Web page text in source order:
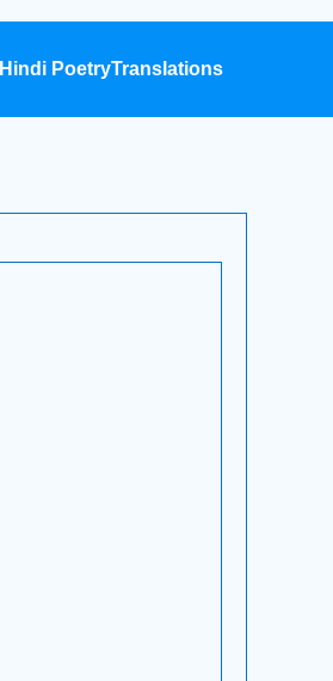
Hindi PoetryTranslations